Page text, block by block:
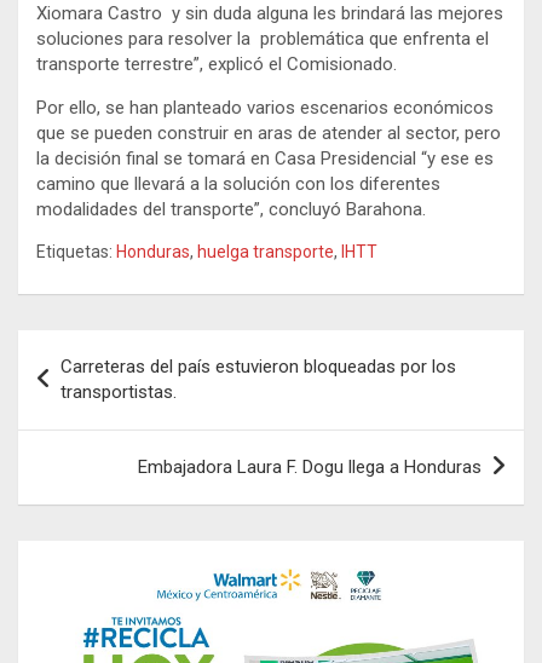
Xiomara Castro y sin duda alguna les brindará las mejores
soluciones para resolver la problemática que enfrenta el
transporte terrestre”, explicó el Comisionado.
Por ello, se han planteado varios escenarios económicos
que se pueden construir en aras de atender al sector, pero
la decisión final se tomará en Casa Presidencial “y ese es
camino que llevará a la solución con los diferentes
modalidades del transporte”, concluyó Barahona.
Etiquetas: Honduras, huelga transporte, IHTT
de
entradas
Carreteras del país estuvieron bloqueadas por los
transportistas.
Embajadora Laura F. Dogu llega a Honduras